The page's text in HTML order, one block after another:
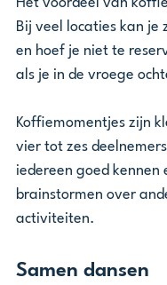
Het voordeel van
Bij veel locaties kan je
en hoef je niet te
als je in de vroege
Koffiemomentjes zijn
vier tot zes
iedereen goed kennen
brainstormen over
activiteiten.
Samen dansen